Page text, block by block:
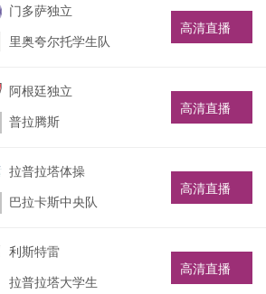
门多萨独立
里奥夸尔托学生队
高清直播
阿根廷独立
普拉腾斯
高清直播
拉普拉塔体操
巴拉卡斯中央队
高清直播
利斯特雷
拉普拉塔大学生
高清直播